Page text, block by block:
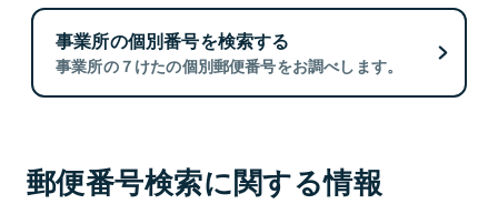
事業所の個別番号を検索する
事業所の７けたの個別郵便番号をお調べします。
郵便番号検索に関する情報